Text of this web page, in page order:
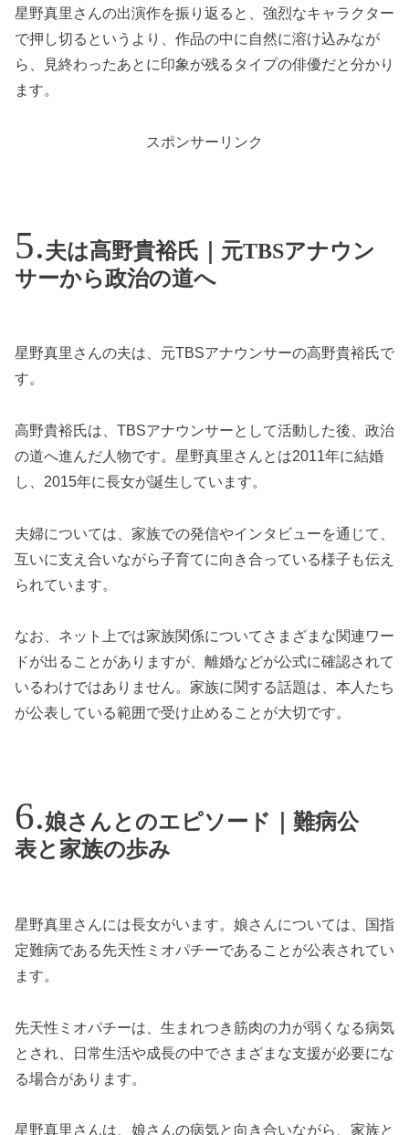
星野真里さんの出演作を振り返ると、強烈なキャラクター
で押し切るというより、作品の中に自然に溶け込みなが
ら、見終わったあとに印象が残るタイプの俳優だと分かり
ます。
スポンサーリンク
夫は高野貴裕氏｜元TBSアナウン
サーから政治の道へ
星野真里さんの夫は、元TBSアナウンサーの高野貴裕氏で
す。
高野貴裕氏は、TBSアナウンサーとして活動した後、政治
の道へ進んだ人物です。星野真里さんとは2011年に結婚
し、2015年に長女が誕生しています。
夫婦については、家族での発信やインタビューを通じて、
互いに支え合いながら子育てに向き合っている様子も伝え
られています。
なお、ネット上では家族関係についてさまざまな関連ワー
ドが出ることがありますが、離婚などが公式に確認されて
いるわけではありません。家族に関する話題は、本人たち
が公表している範囲で受け止めることが大切です。
娘さんとのエピソード｜難病公
表と家族の歩み
星野真里さんには長女がいます。娘さんについては、国指
定難病である先天性ミオパチーであることが公表されてい
ます。
先天性ミオパチーは、生まれつき筋肉の力が弱くなる病気
とされ、日常生活や成長の中でさまざまな支援が必要にな
る場合があります。
星野真里さんは、娘さんの病気と向き合いながら、家族と